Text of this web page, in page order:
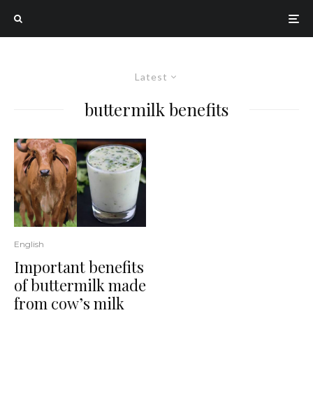
Latest
buttermilk benefits
English
Important benefits
of buttermilk made
from cow’s milk